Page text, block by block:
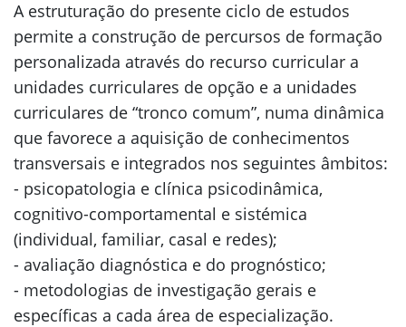
A estruturação do presente ciclo de estudos
permite a construção de percursos de formação
personalizada através do recurso curricular a
unidades curriculares de opção e a unidades
curriculares de “tronco comum”, numa dinâmica
que favorece a aquisição de conhecimentos
transversais e integrados nos seguintes âmbitos:
- psicopatologia e clínica psicodinâmica,
cognitivo-comportamental e sistémica
(individual, familiar, casal e redes);
- avaliação diagnóstica e do prognóstico;
- metodologias de investigação gerais e
específicas a cada área de especialização.